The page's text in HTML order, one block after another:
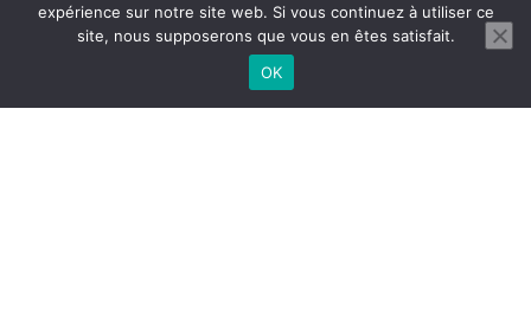
expérience sur notre site web. Si vous continuez à utiliser ce
site, nous supposerons que vous en êtes satisfait.
OK